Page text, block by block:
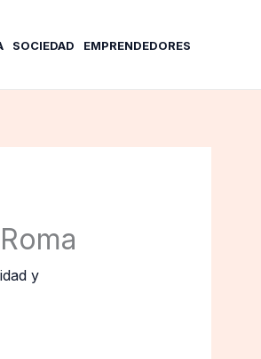
SOCIEDAD EMPRENDEDORES
y